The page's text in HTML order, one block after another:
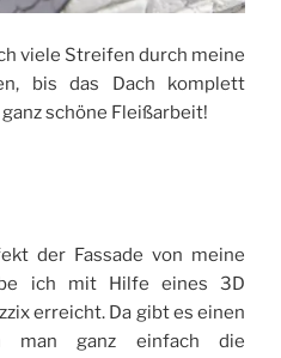
viele Streifen durch meine
bis das Dach komplett
schöne Fleißarbeit!
der Fassade von meine
ich mit Hilfe eines 3D
erreicht. Da gibt es einen
man ganz einfach die